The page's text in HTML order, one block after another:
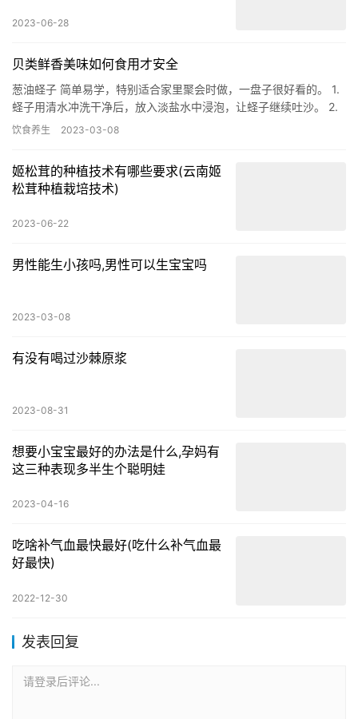
2023-06-28
贝类鲜香美味如何食用才安全
葱油蛏子 简单易学，特别适合家里聚会时做，一盘子很好看的。 1.
蛏子用清水冲洗干净后，放入淡盐水中浸泡，让蛏子继续吐沙。 2.
锅中放入几片生姜、少许盐、料酒、水烧开后，倒入蛏子，再…
饮食养生 2023-03-08
姬松茸的种植技术有哪些要求(云南姬
松茸种植栽培技术)
2023-06-22
男性能生小孩吗,男性可以生宝宝吗
2023-03-08
有没有喝过沙棘原浆
2023-08-31
想要小宝宝最好的办法是什么,孕妈有
这三种表现多半生个聪明娃
2023-04-16
吃啥补气血最快最好(吃什么补气血最
好最快)
2022-12-30
发表回复
请登录后评论...